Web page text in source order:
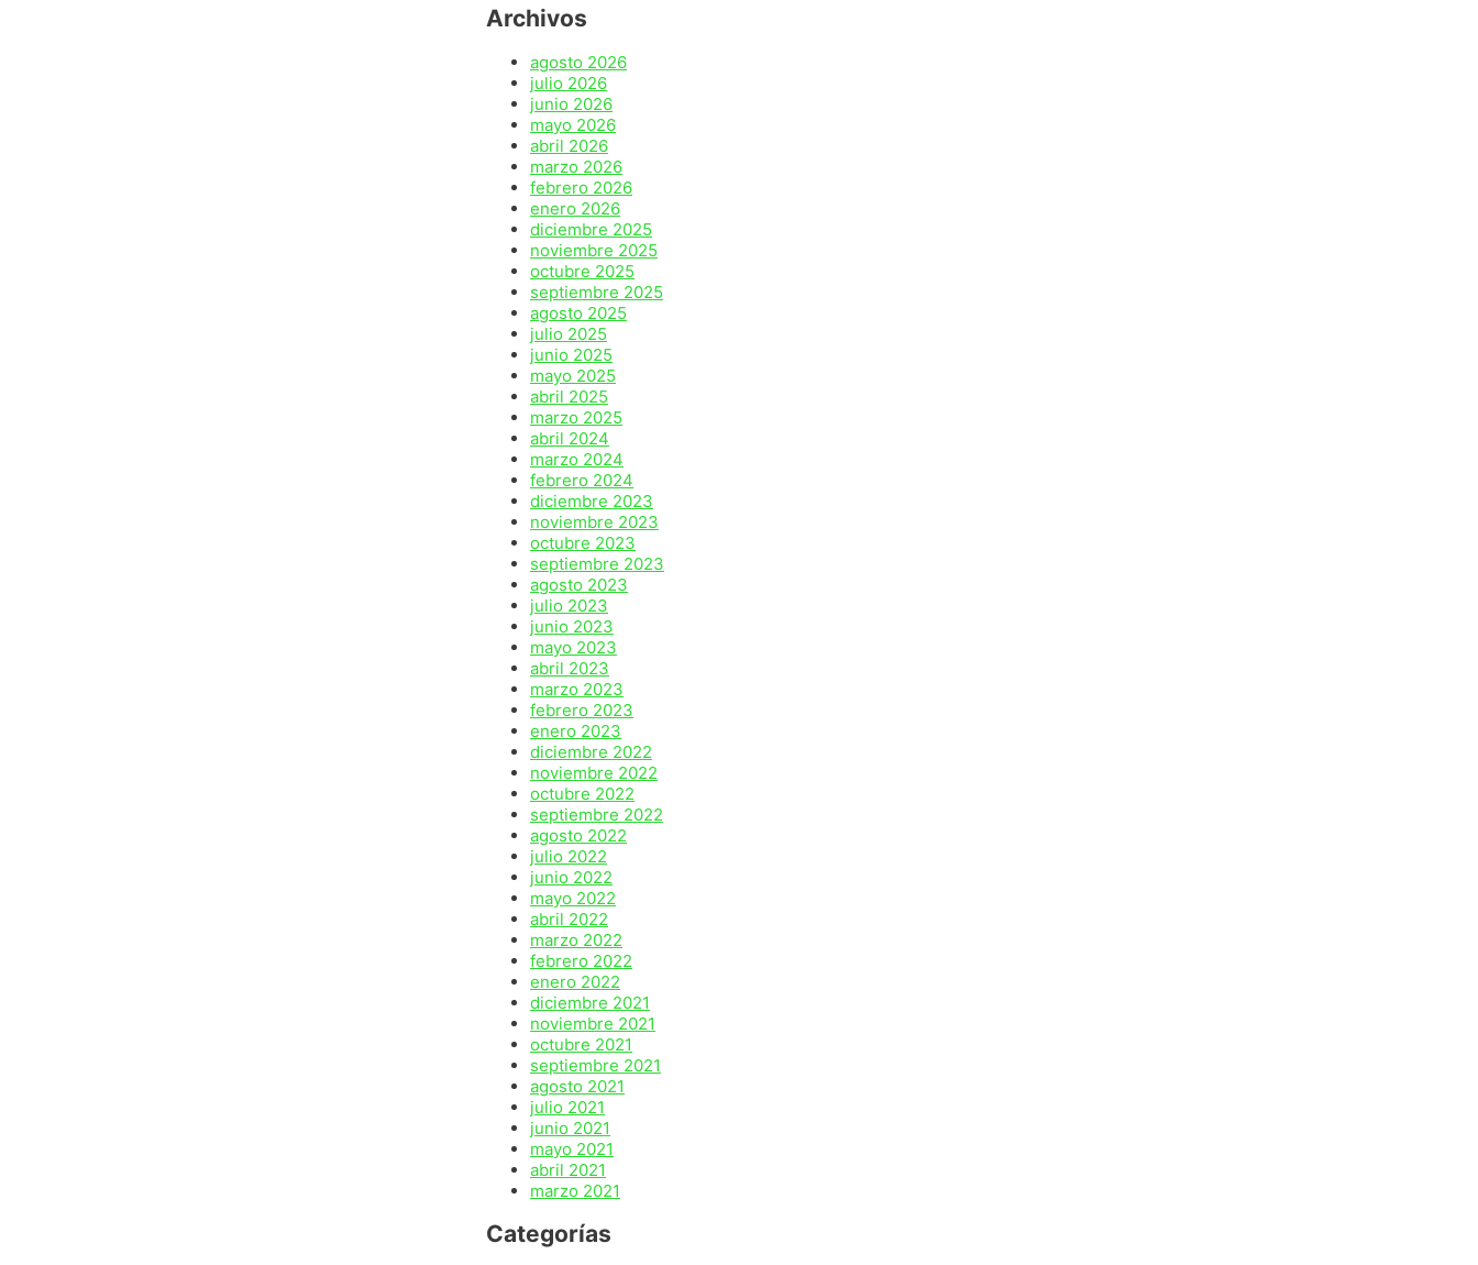
Archivos
agosto 2026
julio 2026
junio 2026
mayo 2026
abril 2026
marzo 2026
febrero 2026
enero 2026
diciembre 2025
noviembre 2025
octubre 2025
septiembre 2025
agosto 2025
julio 2025
junio 2025
mayo 2025
abril 2025
marzo 2025
abril 2024
marzo 2024
febrero 2024
diciembre 2023
noviembre 2023
octubre 2023
septiembre 2023
agosto 2023
julio 2023
junio 2023
mayo 2023
abril 2023
marzo 2023
febrero 2023
enero 2023
diciembre 2022
noviembre 2022
octubre 2022
septiembre 2022
agosto 2022
julio 2022
junio 2022
mayo 2022
abril 2022
marzo 2022
febrero 2022
enero 2022
diciembre 2021
noviembre 2021
octubre 2021
septiembre 2021
agosto 2021
julio 2021
junio 2021
mayo 2021
abril 2021
marzo 2021
Categorías